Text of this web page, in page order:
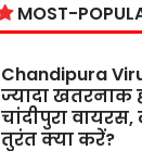
MOST-
Chandipura
ज्यादा खतरनाक
चांदीपुरा
तुरंत क्या करें?